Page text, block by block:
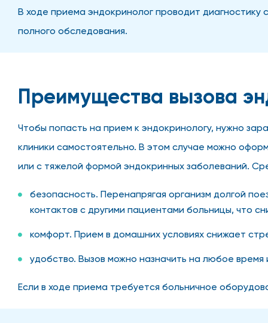
В ходе приема эндокринолог проводит
полного обследования.
Преимущества вызова
Чтобы попасть на прием к эндокринологу, нужно
клиники самостоятельно. В этом случае можно
или с тяжелой формой эндокринных заболеваний.
безопасность. Перенапрягая организм долгой
контактов с другими пациентами больницы, что
комфорт. Прием в домашних условиях снижает
удобство. Вызов можно назначить на любое
Если в ходе приема требуется больничное